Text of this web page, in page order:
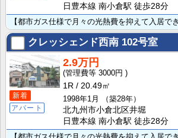
日豊本線 南小倉駅 徒歩28分
クレッシェンド西南 102号室
新着
アパート
2.9万円
3000円
1R
20.49㎡
1998年1月
（築28年）
北九州市小倉北区井堀
日豊本線 南小倉駅 徒歩28分